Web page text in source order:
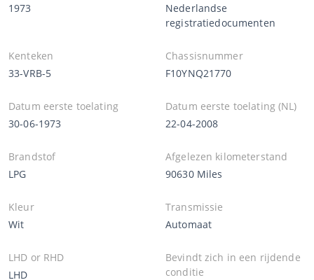
1973
Nederlandse
registratiedocumenten
Kenteken
33-VRB-5
Chassisnummer
F10YNQ21770
Datum eerste toelating
30-06-1973
Datum eerste toelating (NL)
22-04-2008
Brandstof
LPG
Afgelezen kilometerstand
90630 Miles
Kleur
Wit
Transmissie
Automaat
LHD or RHD
LHD
Bevindt zich in een rijdende
conditie